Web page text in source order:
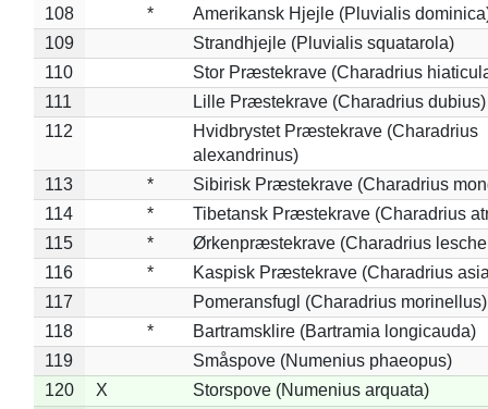
108
*
Amerikansk Hjejle (Pluvialis
109
Strandhjejle (Pluvialis squatarola)
110
Stor Præstekrave (Charadrius
111
Lille Præstekrave (Charadrius dubius)
112
Hvidbrystet Præstekrave (Charadrius
alexandrinus)
113
*
Sibirisk Præstekrave (Charadrius
114
*
Tibetansk Præstekrave (Charadrius
115
*
Ørkenpræstekrave (Charadrius
116
*
Kaspisk Præstekrave (Charadrius
117
Pomeransfugl (Charadrius morinellus)
118
*
Bartramsklire (Bartramia longicauda)
119
Småspove (Numenius phaeopus)
120
X
Storspove (Numenius arquata)